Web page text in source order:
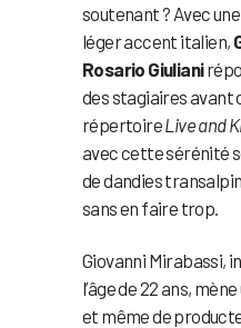
soutenant ? Avec
léger accent italien,
Rosario Giuliani
des stagiaires avant
répertoireLive and
avec cette sérénité
de dandies
sans en faire trop.
Giovanni Mirabassi,
l’âge de 22 ans,
et même de